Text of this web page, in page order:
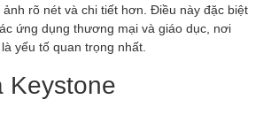
ảnh rõ nét và chi tiết hơn. Điều này đặc biệt
ứng dụng thương mại và giáo dục, nơi
yếu tố quan trọng nhất.
Keystone